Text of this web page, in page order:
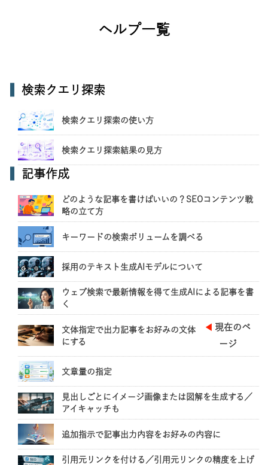
ヘルプ一覧
検索クエリ探索
検索クエリ探索の使い方
検索クエリ探索結果の見方
記事作成
どのような記事を書けばいいの？SEOコンテンツ戦
略の立て方
キーワードの検索ボリュームを調べる
採用のテキスト生成AIモデルについて
ウェブ検索で最新情報を得て生成AIによる記事を書
く
文体指定で出力記事をお好みの文体
にする
◀
現在のペ
ージ
文章量の指定
見出しごとにイメージ画像または図解を生成する／
アイキャッチも
追加指示で記事出力内容をお好みの内容に
引用元リンクを付ける／引用元リンクの精度を上げ